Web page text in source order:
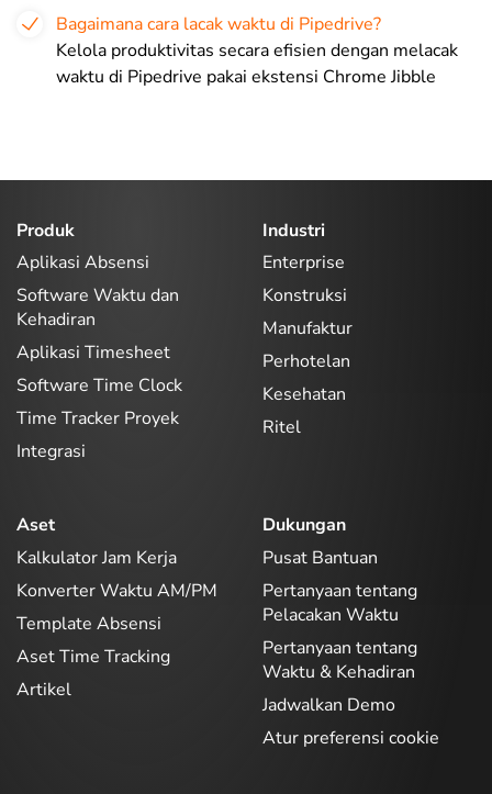
Bagaimana cara lacak waktu di Pipedrive?
Kelola produktivitas secara efisien dengan melacak
waktu di Pipedrive pakai ekstensi Chrome Jibble
Produk
Aplikasi Absensi
Software Waktu dan
Kehadiran
Aplikasi Timesheet
Software Time Clock
Time Tracker Proyek
Integrasi
Industri
Enterprise
Konstruksi
Manufaktur
Perhotelan
Kesehatan
Ritel
Aset
Kalkulator Jam Kerja
Konverter Waktu AM/PM
Template Absensi
Aset Time Tracking
Artikel
Dukungan
Pusat Bantuan
Pertanyaan tentang
Pelacakan Waktu
Pertanyaan tentang
Waktu & Kehadiran
Jadwalkan Demo
Atur preferensi cookie